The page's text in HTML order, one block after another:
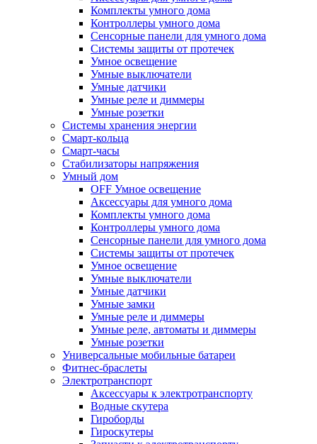
Комплекты умного дома
Контроллеры умного дома
Сенсорные панели для умного дома
Системы защиты от протечек
Умное освещение
Умные выключатели
Умные датчики
Умные реле и диммеры
Умные розетки
Системы хранения энергии
Смарт-кольца
Смарт-часы
Стабилизаторы напряжения
Умный дом
OFF Умное освещение
Аксессуары для умного дома
Комплекты умного дома
Контроллеры умного дома
Сенсорные панели для умного дома
Системы защиты от протечек
Умное освещение
Умные выключатели
Умные датчики
Умные замки
Умные реле и диммеры
Умные реле, автоматы и диммеры
Умные розетки
Универсальные мобильные батареи
Фитнес-браслеты
Электротранспорт
Аксессуары к электротранспорту
Водные скутера
Гироборды
Гироскутеры